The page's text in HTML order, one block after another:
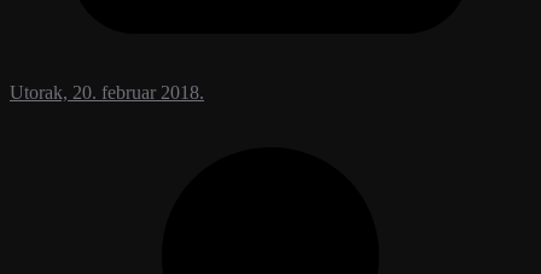
Utorak, 20. februar 2018.